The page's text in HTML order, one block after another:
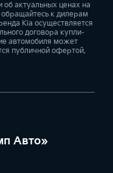
актуальных ценах на
к дилерам
Kia осуществляется
договора купли-
автомобиля может
публичной офертой.
Авто»